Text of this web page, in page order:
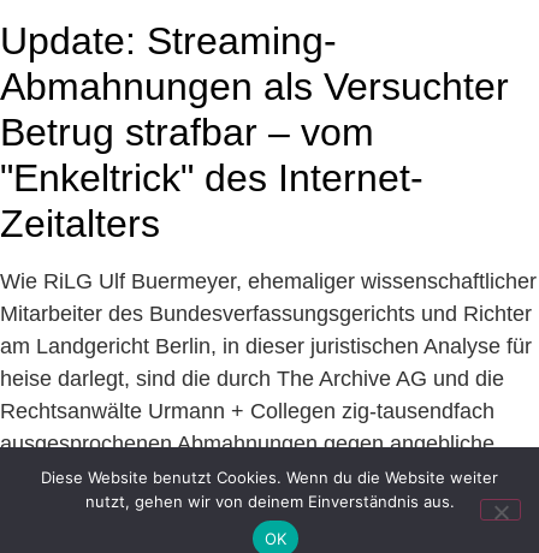
Update: Streaming-
Abmahnungen als Versuchter
Betrug strafbar – vom
"Enkeltrick" des Internet-
Zeitalters
Wie RiLG Ulf Buermeyer, ehemaliger wissenschaftlicher
Mitarbeiter des Bundesverfassungsgerichts und Richter
am Landgericht Berlin, in dieser juristischen Analyse für
heise darlegt, sind die durch The Archive AG und die
Rechtsanwälte Urmann + Collegen zig-tausendfach
ausgesprochenen Abmahnungen gegen angebliche
Nutzer der Streaming-Angebots RedTube versendeten
Abmahnung wohl als versuchter Betrug (§§ 263, 23
StGB), als Nötigung (§ […]
Diese Website benutzt Cookies. Wenn du die Website weiter
nutzt, gehen wir von deinem Einverständnis aus.
OK